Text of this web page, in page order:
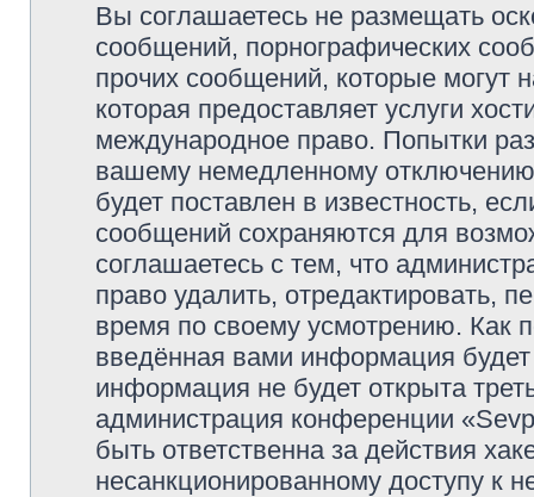
Вы соглашаетесь не размещать
сообщений, порнографических
прочих сообщений, которые могут
которая предоставляет услуги
международное право. Попытки
вашему немедленному
будет поставлен в известность,
сообщений сохраняются для
соглашаетесь с тем, что
право удалить, отредактировать,
время по своему усмотрению. Как
введённая вами информация
информация не будет открыта
администрация конференции
быть ответственна за действия
несанкционированному доступу к